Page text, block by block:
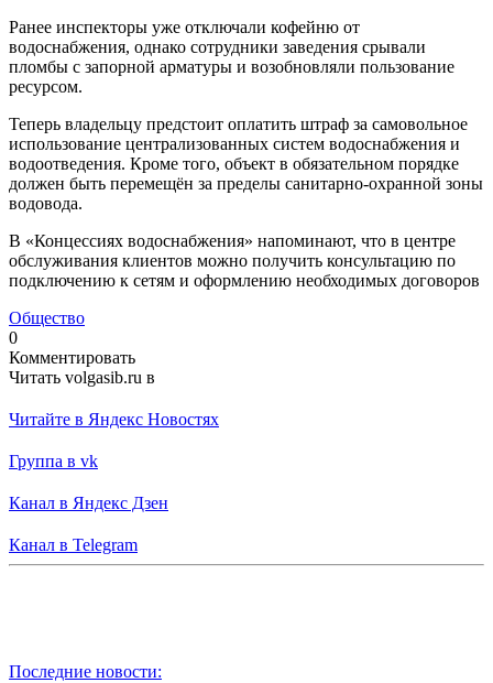
Ранее инспекторы уже отключали кофейню от
водоснабжения, однако сотрудники заведения срывали
пломбы с запорной арматуры и возобновляли пользование
ресурсом.
Теперь владельцу предстоит оплатить штраф за самовольное
использование централизованных систем водоснабжения и
водоотведения. Кроме того, объект в обязательном порядке
должен быть перемещён за пределы санитарно‑охранной зоны
водовода.
В «Концессиях водоснабжения» напоминают, что в центре
обслуживания клиентов можно получить консультацию по
подключению к сетям и оформлению необходимых договоров
Общество
0
Комментировать
Читать volgasib.ru в
Читайте в Яндекс Новостях
Группа в vk
Канал в Яндекс Дзен
Канал в Telegram
Последние новости: